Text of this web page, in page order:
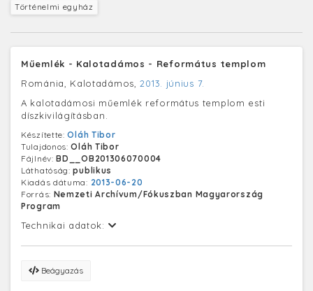
Történelmi egyház
Műemlék - Kalotadámos - Református templom
Románia, Kalotadámos,2013. június 7.
A kalotadámosi műemlék református templom esti
díszkivilágításban.
Készítette:Oláh Tibor
Tulajdonos:Oláh Tibor
Fájlnév:BD__OB201306070004
Láthatóság:publikus
Kiadás dátuma: 2013-06-20
Forrás: Nemzeti Archívum/Fókuszban Magyarország
Program
Technikai adatok:
Beágyazás